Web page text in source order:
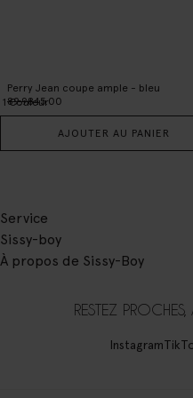
Perry Jean coupe ample - bleu
89.9845.00
1Couleur
AJOUTER AU PANIER
Service
Sissy-boy
À propos de Sissy-Boy
RESTEZ
Instagram